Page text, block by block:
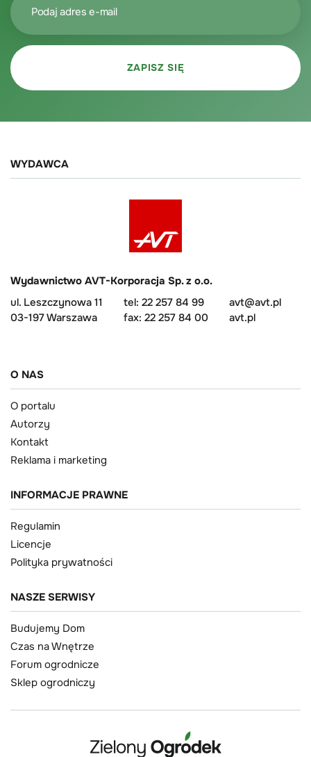
WYDAWCA
Wydawnictwo AVT-Korporacja Sp. z o.o.
ul. Leszczynowa 11
03-197 Warszawa
tel: 22 257 84 99
fax: 22 257 84 00
avt@avt.pl
avt.pl
O NAS
O portalu
Autorzy
Kontakt
Reklama i marketing
INFORMACJE PRAWNE
Regulamin
Licencje
Polityka prywatności
NASZE SERWISY
Budujemy Dom
Czas na Wnętrze
Forum ogrodnicze
Sklep ogrodniczy